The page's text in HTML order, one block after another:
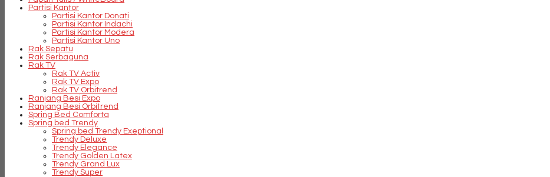
Partisi Kantor
Partisi Kantor Donati
Partisi Kantor Indachi
Partisi Kantor Modera
Partisi Kantor Uno
Rak Sepatu
Rak Serbaguna
Rak TV
Rak TV Activ
Rak TV Expo
Rak TV Orbitrend
Ranjang Besi Expo
Ranjang Besi Orbitrend
Spring Bed Comforta
Spring bed Trendy
Spring bed Trendy Exeptional
Trendy Deluxe
Trendy Elegance
Trendy Golden Latex
Trendy Grand Lux
Trendy Super